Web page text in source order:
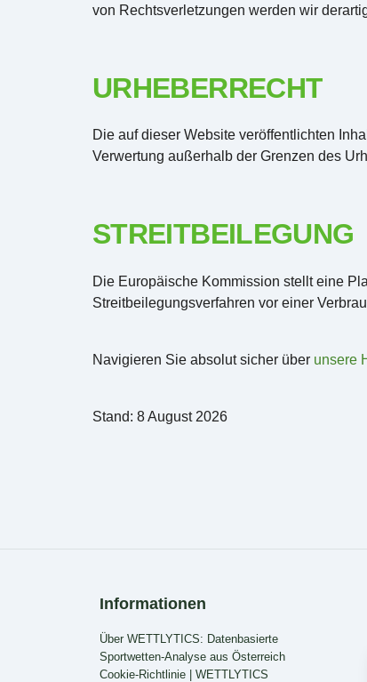
von Rechtsverletzungen werden wir
URHEBERRECHT
Die auf dieser Website veröffentlichten
Verwertung außerhalb der Grenzen des
STREITBEILEGUNG
Die Europäische Kommission stellt eine
Streitbeilegungsverfahren vor einer
Navigieren Sie absolut sicher über unsere
Stand: 8 August 2026
Informationen
Über WETTLYTICS: Datenbasierte
Sportwetten-Analyse aus Österreich
Cookie-Richtlinie | WETTLYTICS